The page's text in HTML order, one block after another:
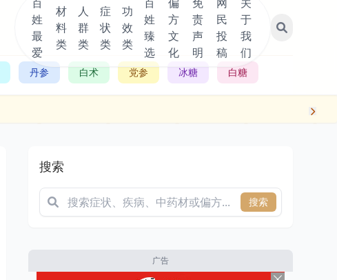
姓
最
爱
材
料
类
人
群
类
症
状
类
功
效
类
姓
臻
选
方
文
化
责
声
明
民
投
稿
于
我
们
丹参 白术 党参 冰糖 白糖
搜索
搜索
广告